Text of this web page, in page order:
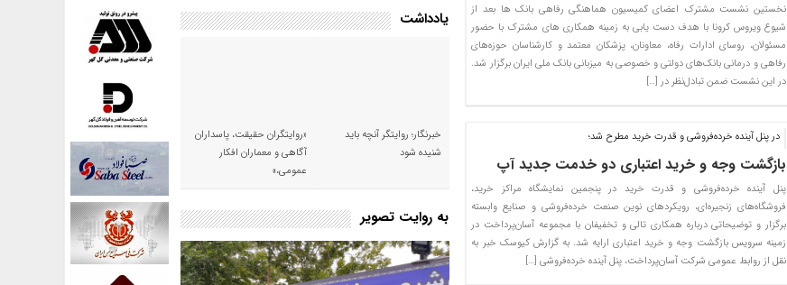
نخستین نشست مشترک اعضای کمیسیون هماهنگی رفاهی بانک ها بعد از
شیوع ویروس کرونا با هدف دست یابی به زمینه همکاری های مشترک با حضور
مسئولان، روسای ادارات رفاه، معاونان، پزشکان معتمد و کارشناسان حوزه‌های
رفاهی و درمانی بانک‌های دولتی و خصوصی به میزبانی بانک ملی ایران برگزار شد.
در این نشست ضمن تبادل‌نظر در […]
در پنل آینده خرده‌فروشی و قدرت خرید مطرح شد؛
بازگشت وجه و خرید اعتباری دو خدمت جدید آپ
پنل آینده خرده‌فروشی و قدرت خرید در پنجمین نمایشگاه مراکز خرید،
فروشگاه‌های زنجیره‌ای، رویکردهای نوین صنعت خرده‌فروشی و صنایع وابسته
برگزار و توضیحاتی درباره همکاری تالی و تخفیفان با مجموعه آسان‌پرداخت در
زمینه سرویس بازگشت وجه و خرید اعتباری ارایه شد. به گزارش کیوسک خبر به
نقل از روابط عمومی شرکت آسان‌پرداخت، پنل آینده خرده‌فروشی […]
یادداشت
خبرنگار؛ روایتگر آنچه باید
شنیده شود
«روایتگران حقیقت، پاسداران
آگاهی و معماران افکار
عمومی،»
به روایت تصویر